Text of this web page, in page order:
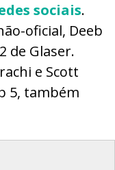
sociais.
oficial, Deeb
de Glaser.
e Scott
5, também